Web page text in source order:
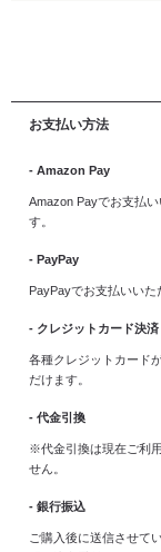
お支払い方法
- Amazon Pay
Amazon Payでお支払い
す。
- PayPay
PayPayでお支払いいた
- クレジットカード決済
各種クレジットカード
だけます。
- 代金引換
※代金引換は現在ご利
せん。
- 銀行振込
ご購入後に送信させて